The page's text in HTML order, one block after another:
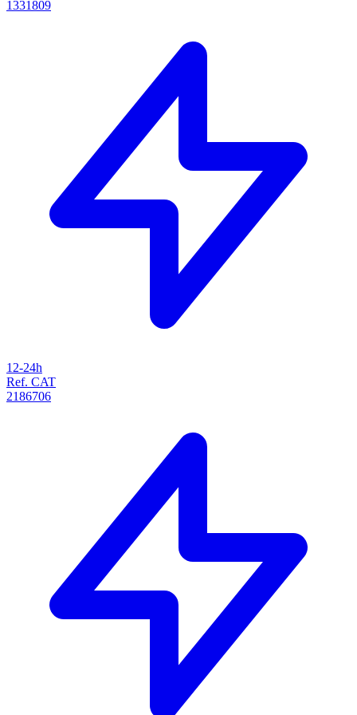
1331809
12-24h
Ref. CAT
2186706